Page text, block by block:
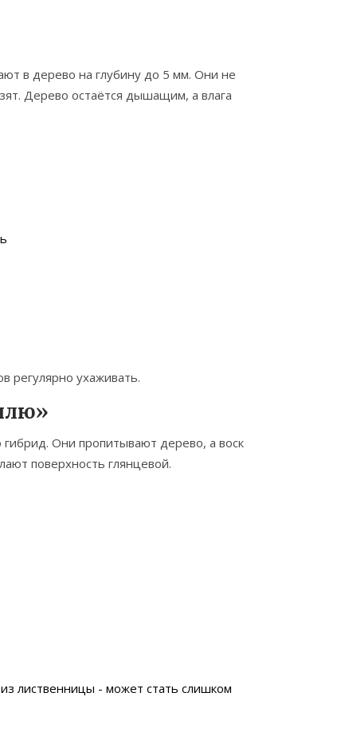
в дерево на глубину до 5 мм. Они не
Дерево остаётся дышащим, а влага
регулярно ухаживать.
гибрид. Они пропитывают дерево, а воск
поверхность глянцевой.
лиственницы - может стать слишком